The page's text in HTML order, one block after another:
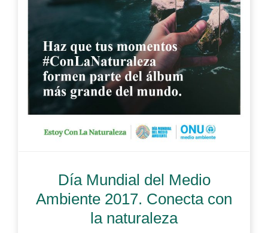
Día Mundial del Medio
Ambiente 2017. Conecta con
la naturaleza